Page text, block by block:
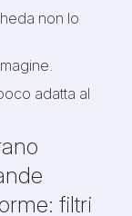
non lo
adatta al
filtri